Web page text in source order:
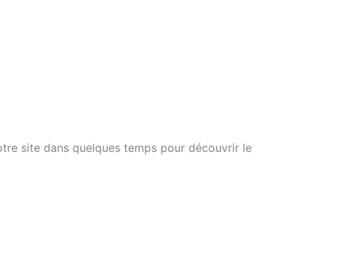
site dans quelques temps pour découvrir le